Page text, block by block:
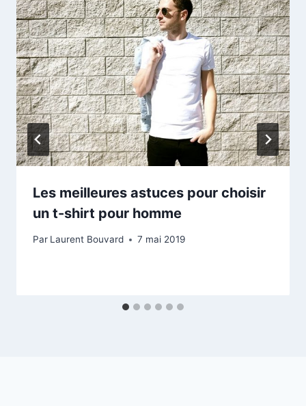
Les meilleures astuces pour choisir
un t-shirt pour homme
Par Laurent Bouvard 7 mai 2019